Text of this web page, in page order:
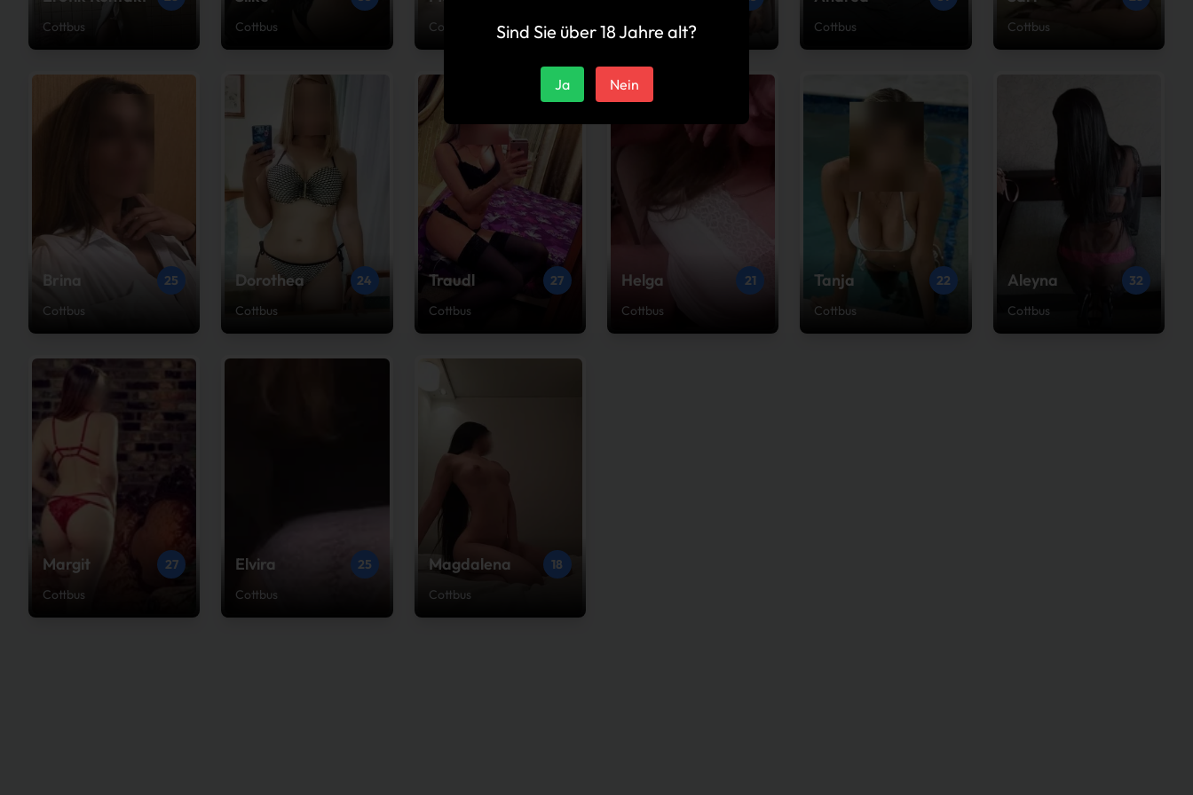
Cottbus
Cottbus
Cottbus
Cottbus
Cottbus
Cottbus
Brina
25
Cottbus
Dorothea
24
Cottbus
Traudl
27
Cottbus
Helga
21
Cottbus
Tanja
22
Cottbus
Aleyna
32
Cottbus
Margit
27
Cottbus
Elvira
25
Cottbus
Magdalena
18
Cottbus
Sind Sie über 18 Jahre alt?
Ja Nein